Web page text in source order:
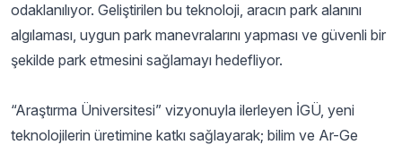
odaklanılıyor. Geliştirilen bu teknoloji, aracın park alanını
algılaması, uygun park manevralarını yapması ve güvenli bir
şekilde park etmesini sağlamayı hedefliyor.
“Araştırma Üniversitesi” vizyonuyla ilerleyen İGÜ, yeni
teknolojilerin üretimine katkı sağlayarak; bilim ve Ar-Ge